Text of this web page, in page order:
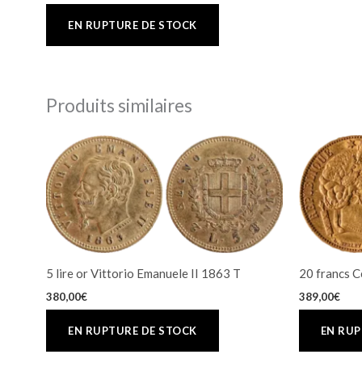
Produits similaires
5 lire or Vittorio Emanuele II 1863 T
380,00€
20 francs
389,00€